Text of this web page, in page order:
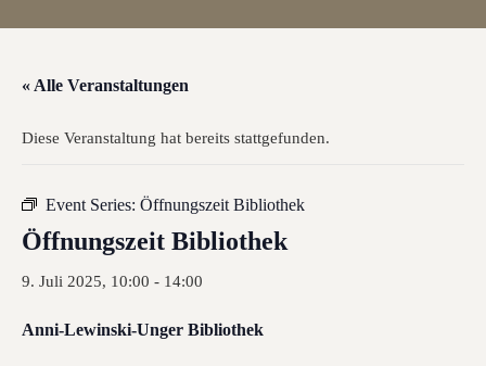
« Alle Veranstaltungen
Diese Veranstaltung hat bereits stattgefunden.
Event Series: Öffnungszeit Bibliothek
Öffnungszeit Bibliothek
9. Juli 2025, 10:00 - 14:00
Anni-Lewinski-Unger Bibliothek